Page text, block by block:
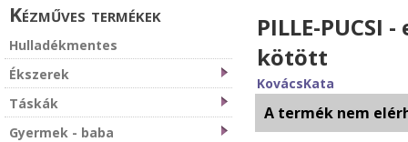
Kézműves termékek
Hulladékmentes
Ékszerek
Táskák
Gyermek - baba
PILLE-
kötött
KovácsKata
A termék nem